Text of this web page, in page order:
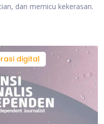
dan memicu kekerasan.
digital